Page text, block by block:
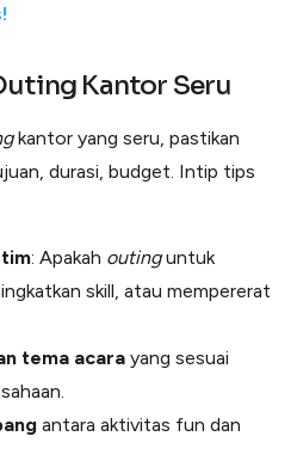
Kantor Seru
kantor yang seru, pastikan
durasi, budget. Intip tips
tim: Apakah outinguntuk
skill, atau mempererat
tema acara yang sesuai
antara aktivitas fun dan